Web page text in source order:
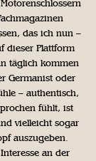
das ich nun –
dieser Plattform
täglich kommen
Germanist oder
– authentisch,
fühlt, ist
vielleicht sogar
auszugeben.
an der